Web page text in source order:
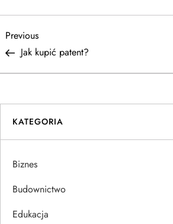
N
a
w
g
a
c
Previous
Post
Previous
Jak kupić patent?
KATEGORIA
Biznes
Budownictwo
Edukacja